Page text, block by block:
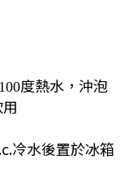
100度熱水， 沖泡
冷水後置於冰箱